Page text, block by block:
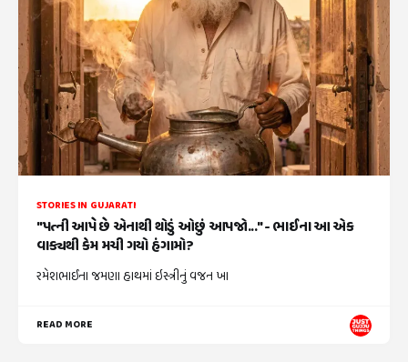
STORIES IN GUJARATI
"પત્ની આપે છે એનાથી થોડું ઓછું આપજો..." - ભાઈના આ એક
વાક્યથી કેમ મચી ગયો હંગામો?
રમેશભાઈના જમણા હાથમાં ઇસ્ત્રીનું વજન ખા
READ MORE